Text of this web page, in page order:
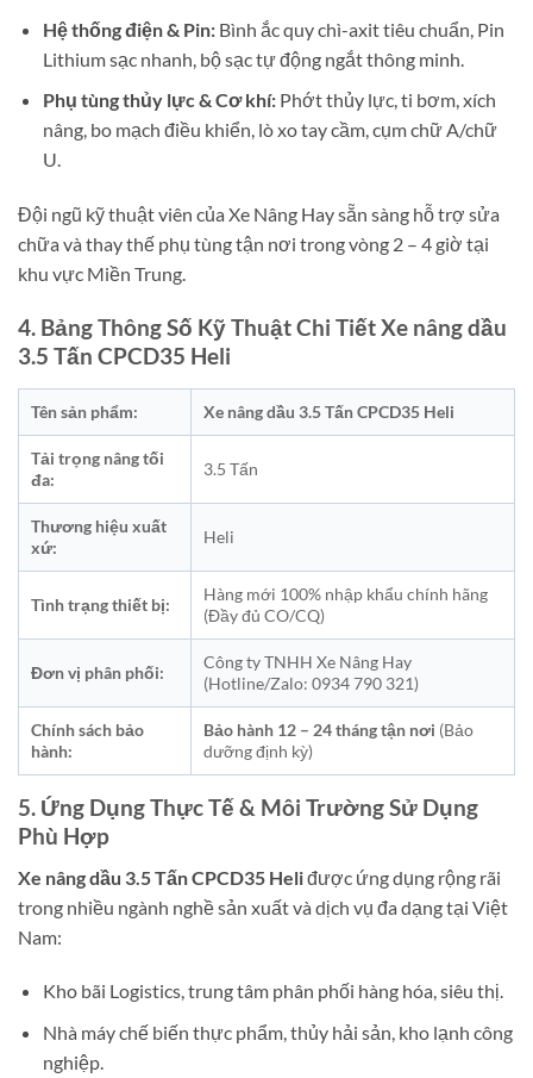
Hệ thống điện & Pin:Bình ắc quy chì-axit tiêu chuẩn, Pin
Lithium sạc nhanh, bộ sạc tự động ngắt thông minh.
Phụ tùng thủy lực & Cơ khí:Phớt thủy lực, ti bơm, xích
nâng, bo mạch điều khiển, lò xo tay cầm, cụm chữ A/chữ
U.
Đội ngũ kỹ thuật viên của Xe Nâng Hay sẵn sàng hỗ trợ sửa
chữa và thay thế phụ tùng tận nơi trong vòng 2 – 4 giờ tại
khu vực Miền Trung.
4. Bảng Thông Số Kỹ Thuật Chi Tiết Xe nâng dầu
3.5 Tấn CPCD35 Heli
Tên sản phẩm: Xe nâng dầu 3.5 Tấn CPCD35 Heli
Tải trọng nâng tối
đa:
3.5 Tấn
Thương hiệu xuất
xứ:
Heli
Tình trạng thiết bị:
Hàng mới 100% nhập khẩu chính hãng
(Đầy đủ CO/CQ)
Đơn vị phân phối:
Công ty TNHH Xe Nâng Hay
(Hotline/Zalo: 0934 790 321)
Chính sách bảo
hành:
Bảo hành 12 – 24 tháng tận nơi (Bảo
dưỡng định kỳ)
5. Ứng Dụng Thực Tế & Môi Trường Sử Dụng
Phù Hợp
Xe nâng dầu 3.5 Tấn CPCD35 Heliđược ứng dụng rộng rãi
trong nhiều ngành nghề sản xuất và dịch vụ đa dạng tại Việt
Nam:
Kho bãi Logistics, trung tâm phân phối hàng hóa, siêu thị.
Nhà máy chế biến thực phẩm, thủy hải sản, kho lạnh công
nghiệp.